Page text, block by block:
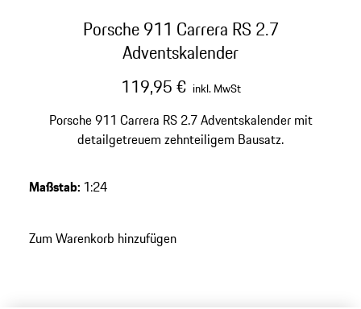
Porsche 911 Carrera RS 2.7
Adventskalender
119,95 € inkl. MwSt
Porsche 911 Carrera RS 2.7 Adventskalender mit
detailgetreuem zehnteiligem Bausatz.
Maßstab: 1:24
Zum Warenkorb hinzufügen